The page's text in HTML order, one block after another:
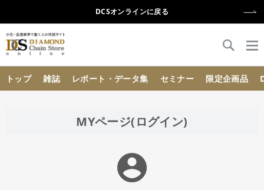
DCSオンラインに戻る
トップ 雑誌 レポート・データ集 セミナー 限定企画品
MYページ(ログイン)
account_circle